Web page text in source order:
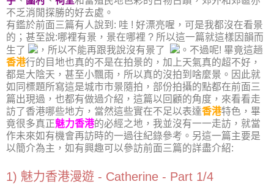
不乏消閒探勝的好去處。
有鑑於前面三篇有人說到: 哇 ! 好漂亮喔，可是我都沒在看景
的；甚至說:哪裡有景，景在哪裡 ? 所以這一篇就這樣因韻而
生了
，所以不能再跟我說沒有景了
。不過呢! 畢竟這趟
香港行的目地也真的不是在拍景的，加上天氣真的超不好，
都是大陰天，甚至小飄雨，所以真的沒拍到啥麼景。因此就
如同標題所寫這是城市市景隨拍，部份拍攝的點都在前面三
篇出現過，也都有做過介紹，這篇以回顧的角度，來看看走
訪了香港哪些地方，當然這些實在不足以表達香港特色，畢
竟很多真正魅力香港的必經之地，我並沒有一一走訪，就當
作未來如有機會再訪時的一過往紀錄參考。另這一篇主要是
以簡介為主，如有興趣可以參訪前面三篇的詳盡介紹:
1) 魅力香港漫遊 - Catherine - Part 1/4